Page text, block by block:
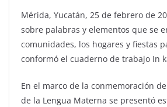
Mérida, Yucatán, 25 de febrero de
sobre palabras y elementos que se
comunidades, los hogares y fiestas
conformó el cuaderno de trabajo In
En el marco de la conmemoración
de la Lengua Materna se presentó